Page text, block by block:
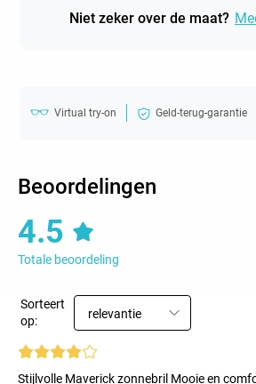
Niet zeker over de maat?
Virtual try-on Geld-terug-garantie
Beoordelingen
4.5
Totale beoordeling
Sorteert
op:
relevantie
Stijlvolle Maverick zonnebril Mooie en comfortabele zonnebril.